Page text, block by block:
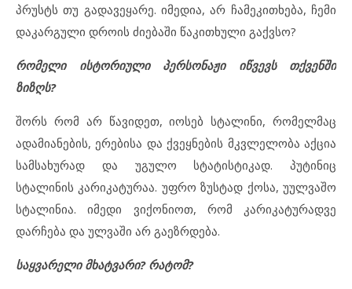
პრუსტს თუ გადავეყარე. იმედია, არ ჩამეკითხება, ჩემი
დაკარგული დროის ძიებაში წაკითხული გაქვსო?
რომელი ისტორიული პერსონაჟი იწვევს თქვენში
ზიზღს?
შორს რომ არ წავიდეთ, იოსებ სტალინი, რომელმაც
ადამიანების, ერებისა და ქვეყნების მკვლელობა აქცია
სამსახურად და უგულო სტატისტიკად. პუტინიც
სტალინის კარიკატურაა. უფრო ზუსტად ქოსა, უულვაშო
სტალინია. იმედი ვიქონიოთ, რომ კარიკატურადვე
დარჩება და ულვაში არ გაეზრდება.
საყვარელი მხატვარი? რატომ?